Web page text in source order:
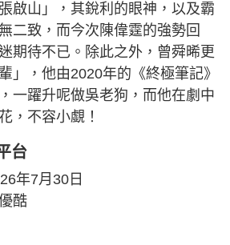
啟山」，其銳利的眼神，以及霸
二致，而今次陳偉霆的強勢回
期待不已。除此之外，曾舜晞更
」，他由2020年的《終極筆記》
一躍升呢做吳老狗，而他在劇中
，不容小覷！
台
年7月30日
酷